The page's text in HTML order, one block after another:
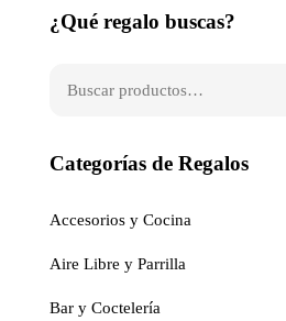
¿Qué regalo buscas?
Categorías de Regalos
Accesorios y Cocina
Aire Libre y Parrilla
Bar y Coctelería